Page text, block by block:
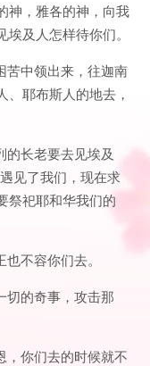
神，雅各的神，向我
及人怎样待你们。
苦中领出来，往迦南
、耶布斯人的地去，
的长老要去见埃及
见了我们，现在求
祭祀耶和华我们的
不容你们去。
切的奇事，攻击那
，你们去的时候就不